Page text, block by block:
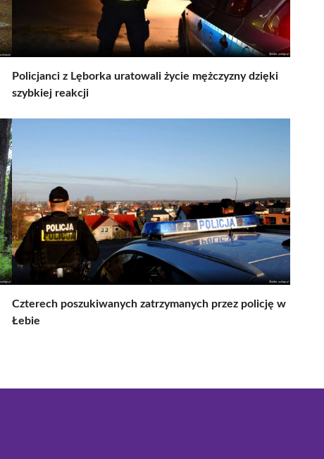
Policjanci z Lęborka uratowali życie mężczyzny dzięki
szybkiej reakcji
Czterech poszukiwanych zatrzymanych przez policję w
Łebie